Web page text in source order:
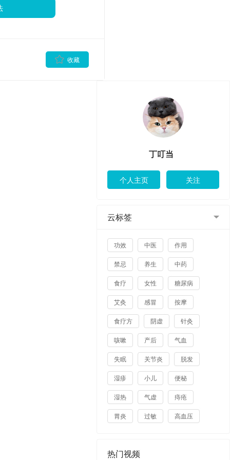
丁叮当
云标签
功效 中医 作用
禁忌 养生 中药
食疗 女性 糖尿病
艾灸 感冒 按摩
食疗方 阴虚 针灸
咳嗽 产后 气血
失眠 关节炎 脱发
湿疹 小儿 便秘
湿热 气虚 痔疮
胃炎 过敏 高血压
热门视频